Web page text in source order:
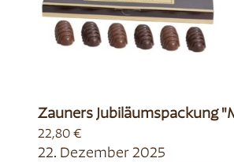
Zauners Jubiläumspackung
22,80 €
22. Dezember 2025